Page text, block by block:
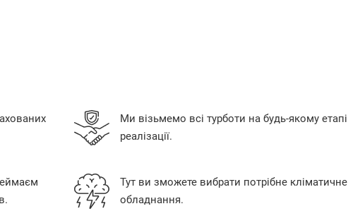
Ми візьмемо всі турботи на будь-якому етапі
реалізації.
Тут ви зможете вибрати потрібне кліматичне
обладнання.